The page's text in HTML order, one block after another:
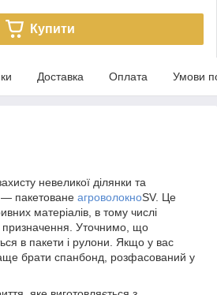
Купити
Доставка Оплата Умови
невеликої ділянки та
пакетоване агроволокноSV. Це
матеріалів, в тому числі
призначення. Уточнимо, що
в пакети і рулони. Якщо у вас
брати спанбонд, розфасований у